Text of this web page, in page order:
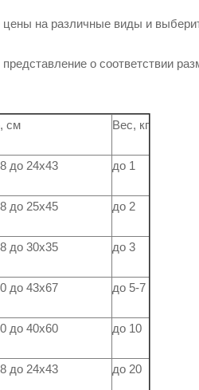
цены на различные виды и
о соответствии
см Вес, кг
до 24х43 до 1
до 25х45 до 2
до 30х35 до 3
до 43х67 до 5-7
до 40х60 до 10
до 24х43 до 20